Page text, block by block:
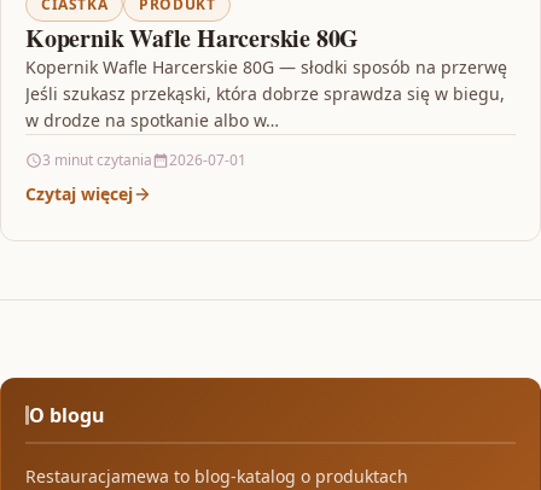
CIASTKA PRODUKT
Kopernik Wafle Harcerskie 80G
Kopernik Wafle Harcerskie 80G — słodki sposób na przerwę
Jeśli szukasz przekąski, która dobrze sprawdza się w biegu,
w drodze na spotkanie albo w…
3 minut czytania 2026-07-01
Czytaj więcej
O blogu
Restauracjamewa to blog-katalog o produktach